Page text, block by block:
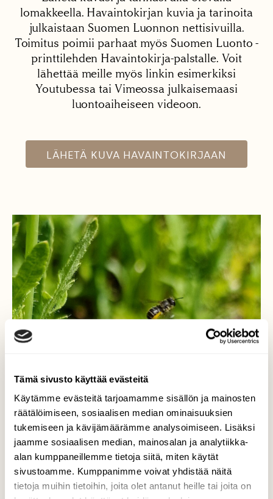
Tämä sivusto käyttää evästeitä
Käytämme evästeitä tarjoamamme sisällön ja mainosten
räätälöimiseen, sosiaalisen median ominaisuuksien
tukemiseen ja kävijämäärämme analysoimiseen. Lisäksi
jaamme sosiaalisen median, mainosalan ja analytiikka-
alan kumppaneillemme tietoja siitä, miten käytät
sivustoamme. Kumppanimme voivat yhdistää näitä
tietoja muihin tietoihin, joita olet antanut heille tai joita on
lomakkeella. Havaintokirjan kuvia ja tarinoita
julkaistaan Suomen Luonnon nettisivuilla.
Toimitus poimii parhaat myös Suomen Luonto -
printtilehden Havaintokirja-palstalle. Voit
lähettää meille myös linkin esimerkiksi
Youtubessa tai Vimeossa julkaisemaasi
luontoaiheiseen videoon.
LÄHETÄ KUVA HAVAINTOKIRJAAN